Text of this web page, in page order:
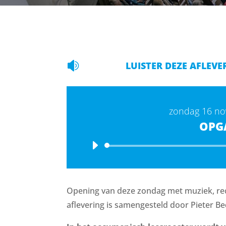
 LUISTER DEZE
zondag 16
Opening van deze zondag met muziek,
aflevering is samengesteld door Pieter